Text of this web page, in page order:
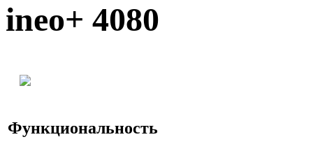
ineo+ 4080
Функциональность